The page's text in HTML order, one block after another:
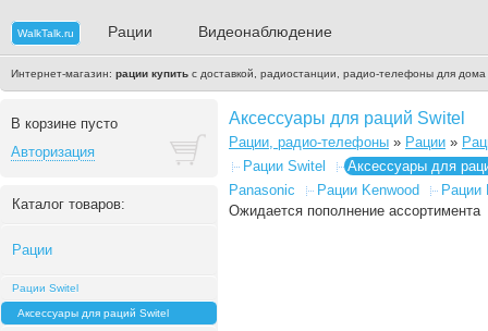
WalkTalk.ru Рации Видеонаблюдение
Интернет-магазин: рации купить с доставкой, радиостанции, радио-телефоны для
В корзине пусто
Авторизация
Каталог товаров:
Рации
Рации Switel
Аксессуары для раций Switel
Аксессуары для раций Switel
Рации, радио-телефоны » Рации »
Рации Switel
Аксессуары для
Panasonic
Рации Kenwood
Рации
Ожидается пополнение ассортимента